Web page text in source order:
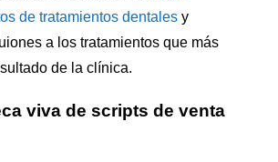
de tratamientos dentalesy
a los tratamientos que más
de la clínica.
viva de scripts de venta